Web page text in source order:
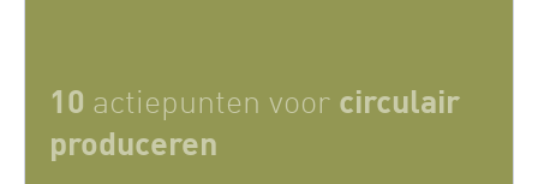
10 actiepunten voor circulair
produceren